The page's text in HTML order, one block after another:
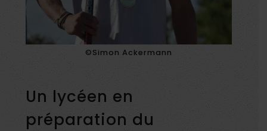
©Simon Ackermann
Un lycéen en
préparation du